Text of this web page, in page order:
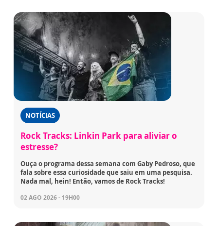
NOTÍCIAS
Rock Tracks: Linkin Park para aliviar o
estresse?
Ouça o programa dessa semana com Gaby Pedroso, que
fala sobre essa curiosidade que saiu em uma pesquisa.
Nada mal, hein! Então, vamos de Rock Tracks!
02 AGO 2026 - 19H00